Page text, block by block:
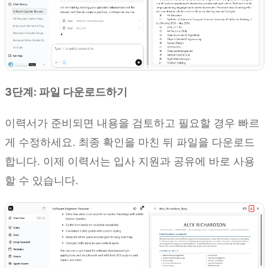
3단계: 파일 다운로드하기
이력서가 준비되면 내용을 검토하고 필요할 경우 빠르
게 수정하세요. 최종 확인을 마친 뒤 파일을 다운로드
합니다. 이제 이력서는 입사 지원과 공유에 바로 사용
할 수 있습니다.